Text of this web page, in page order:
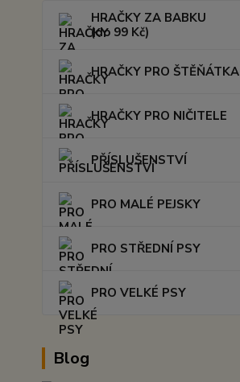
HRAČKY ZA BABKU
(do 99 Kč)
HRAČKY PRO ŠTĚŇÁTKA
HRAČKY PRO NIČITELE
PŘÍSLUŠENSTVÍ
PRO MALÉ PEJSKY
PRO STŘEDNÍ PSY
PRO VELKÉ PSY
Blog